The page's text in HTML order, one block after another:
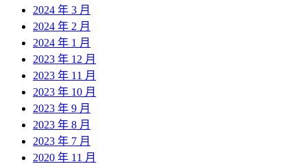
2024 年 3 月
2024 年 2 月
2024 年 1 月
2023 年 12 月
2023 年 11 月
2023 年 10 月
2023 年 9 月
2023 年 8 月
2023 年 7 月
2020 年 11 月